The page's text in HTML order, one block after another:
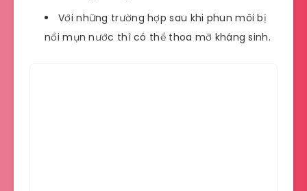
Với những trường hợp sau khi phun môi bị
nổi mụn nước thì có thể thoa mỡ kháng sinh.